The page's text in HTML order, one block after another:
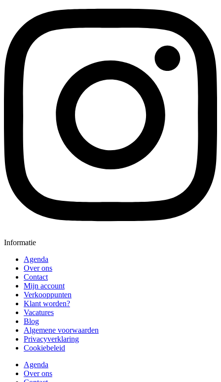
Informatie
Agenda
Over ons
Contact
Mijn account
Verkooppunten
Klant worden?
Vacatures
Blog
Algemene voorwaarden
Privacyverklaring
Cookiebeleid
Agenda
Over ons